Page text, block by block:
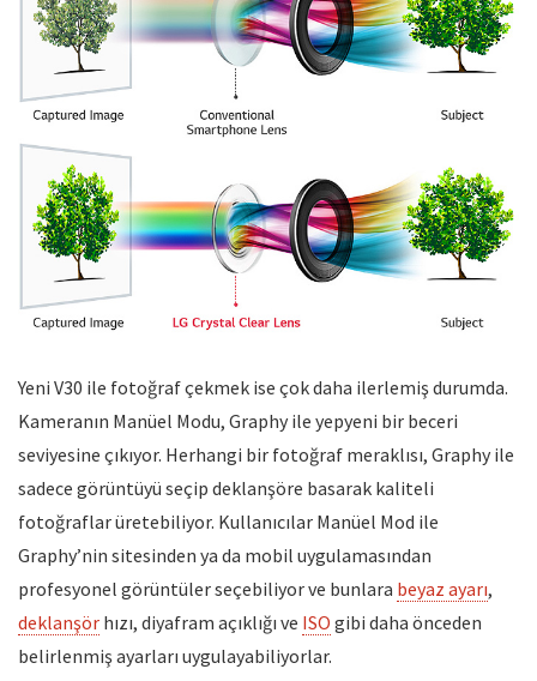
Yeni V30 ile fotoğraf çekmek ise çok daha ilerlemiş durumda.
Kameranın Manüel Modu, Graphy ile yepyeni bir beceri
seviyesine çıkıyor. Herhangi bir fotoğraf meraklısı, Graphy ile
sadece görüntüyü seçip deklanşöre basarak kaliteli
fotoğraflar üretebiliyor. Kullanıcılar Manüel Mod ile
Graphy’nin sitesinden ya da mobil uygulamasından
profesyonel görüntüler seçebiliyor ve bunlara beyaz ayarı,
deklanşör hızı, diyafram açıklığı ve ISO gibi daha önceden
belirlenmiş ayarları uygulayabiliyorlar.